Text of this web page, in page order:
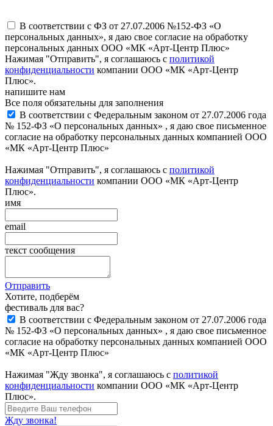
В соответствии с ФЗ от 27.07.2006 №152-ФЗ «О
персональных данных», я даю свое согласие на обработку
персональных данных ООО «МК «Арт-Центр Плюс»
Нажимая "Отправить", я соглашаюсь с политикой
конфиденциальности компании ООО «МК «Арт-Центр
Плюс».
напишите нам
Все поля обязательны для заполнения
В соответствии с Федеральным законом от 27.07.2006 года
№ 152-ФЗ «О персональных данных» , я даю свое письменное
согласие на обработку персональных данных компанией ООО
«МК «Арт-Центр Плюс»
Нажимая "Отправить", я соглашаюсь с политикой
конфиденциальности компании ООО «МК «Арт-Центр
Плюс».
имя
email
текст сообщения
Отправить
Хотите, подберём
фестиваль для вас?
В соответствии с Федеральным законом от 27.07.2006 года
№ 152-ФЗ «О персональных данных» , я даю свое письменное
согласие на обработку персональных данных компанией ООО
«МК «Арт-Центр Плюс»
Нажимая "Жду звонка", я соглашаюсь с политикой
конфиденциальности компании ООО «МК «Арт-Центр
Плюс».
Жду звонка!